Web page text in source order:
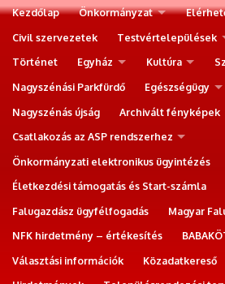
Kezdőlap Önkormányzat
Civil szervezetek
Testvértelepülések
Történet
Egyház Kultúra
Nagyszénási Parkfürdő
Egészségügy
Nagyszénás újság
Archivált fényképek
Csatlakozás az ASP rendszerhez
Önkormányzati elektronikus ügyintézés
Életkezdési támogatás és Start-számla
Falugazdász ügyfélfogadás
Magyar
NFK hirdetmény – értékesítés
Választási információk
Közadatkereső